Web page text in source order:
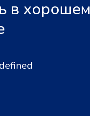
в хорошем